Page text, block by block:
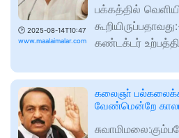
🕑 2025-08-14T10:47
www.maalaimalar.com
பக்கத்தில்
கண்டக்டர்
கலைஞா்
வேண்மென்றே